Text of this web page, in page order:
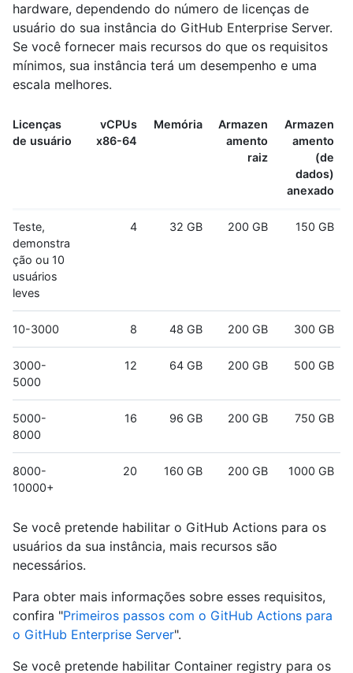
hardware, dependendo do número de licenças de
usuário do sua instância do GitHub Enterprise Server.
Se você fornecer mais recursos do que os requisitos
mínimos, sua instância terá um desempenho e uma
escala melhores.
Licenças
de usuário
vCPUs
x86-64
Memória
Armazen
amento
raiz
Armazen
amento
(de
dados)
anexado
Teste,
demonstra
ção ou 10
usuários
leves
4 32 GB 200 GB 150 GB
10-3000 8 48 GB 200 GB 300 GB
3000-
5000
12 64 GB 200 GB 500 GB
5000-
8000
16 96 GB 200 GB 750 GB
8000-
10000+
20 160 GB 200 GB 1000 GB
Se você pretende habilitar o GitHub Actions para os
usuários da sua instância, mais recursos são
necessários.
Para obter mais informações sobre esses requisitos,
confira "Primeiros passos com o GitHub Actions para
o GitHub Enterprise Server".
Se você pretende habilitar Container registry para os